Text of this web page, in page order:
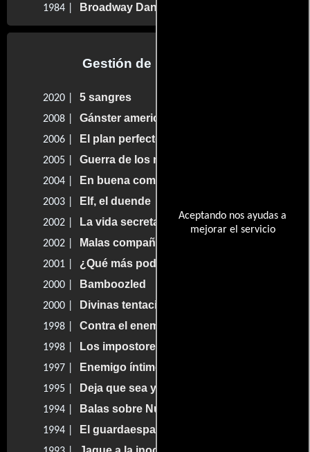
Aceptando nos ayudas a
mejorar el servicio
1984 | Broadway Danny Rose
Gestión de producción
2020 | 5 sangres
2008 | Gánster americano
2006 | El plan perfecto
2005 | Guerra de los mundos
2004 | En buena compañía
2003 | Elf, el duende
2002 | La vida secreta de un dentista
2002 | Malas compañías
2001 | ¿Qué más podría pasar?
2000 | Bamboozled
2000 | Divinas tentaciones
1998 | Contra el enemigo
1998 | Los impostores
1997 | Enemigo íntimo
1995 | Deja que sea yo
1994 | Balas sobre Nueva York
1994 | El guardaespaldas y la primera dama